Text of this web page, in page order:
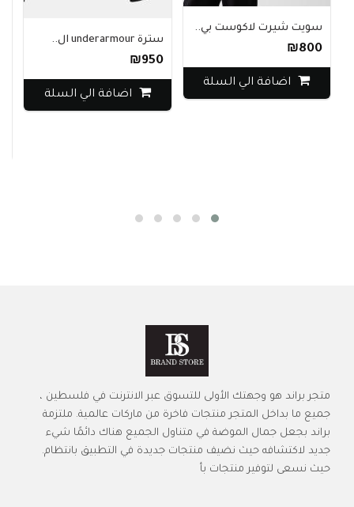
سويت شيرت لاكوست بي..
₪800
اضافة الي السلة
سترة underarmour ال..
₪950
اضافة الي السلة
متجر براند هو وجهتك الأولى للتسوق عبر الانترنت في فلسطين ،
جميع ما بداخل المتجر منتجات فاخرة من ماركات عالمية. ملتزمة
براند بجعل جمال الموضة في متناول الجميع هناك دائمًا شيء
جديد لاكتشافه حيث نضيف منتجات جديدة في التطبيق بانتظام.
حيث نسعى لتوفير منتجات بأ